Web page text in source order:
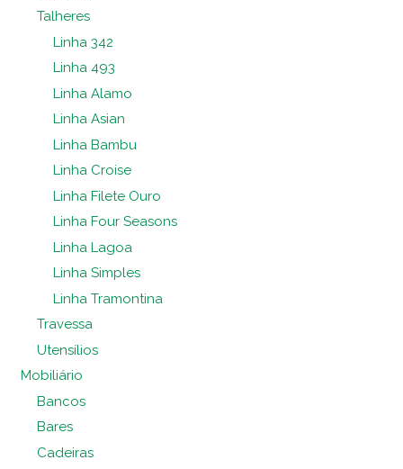
Talheres
Linha 342
Linha 493
Linha Alamo
Linha Asian
Linha Bambu
Linha Croise
Linha Filete Ouro
Linha Four Seasons
Linha Lagoa
Linha Simples
Linha Tramontina
Travessa
Utensílios
Mobiliário
Bancos
Bares
Cadeiras